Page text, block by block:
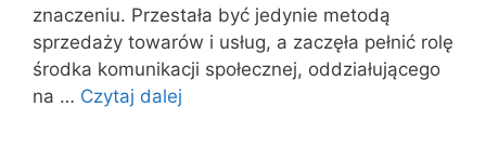
znaczeniu. Przestała być jedynie metodą
sprzedaży towarów i usług, a zaczęła pełnić rolę
środka komunikacji społecznej, oddziałującego
na … Czytaj dalej